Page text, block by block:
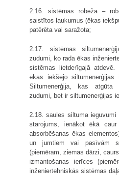
2.16. sistēmas robeža –
saistītos laukumus (ēkas
patērēta vai saražota;
2.17. sistēmas
zudumi, ko rada ēkas
sistēmas lietderīgajā
ēkas iekšējo
Siltumenerģija, kas atgūta
zudumi, bet ir siltumenerģijas
2.18. saules siltuma
starojums, ienākot ēkā
absorbēšanas ēkas
un jumtiem vai pasīvām
(piemēram, ziemas dārzi,
izmantošanas ierīces
inženiertehniskās sistēmas